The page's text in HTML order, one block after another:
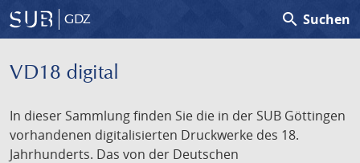
GDZ search Suchen
VD18 digital
In dieser Sammlung finden Sie die in der SUB Göttingen
vorhandenen digitalisierten Druckwerke des 18.
Jahrhunderts. Das von der Deutschen